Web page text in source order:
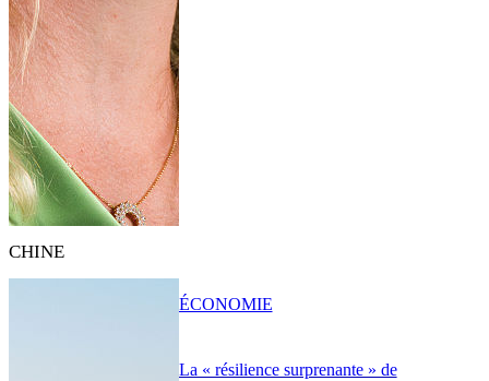
CHINE
La « résilience surprenante » de
ÉCONOMIE